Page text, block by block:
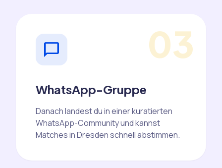
03
chat_bubble
WhatsApp-Gruppe
Danach landest du in einer kuratierten
WhatsApp-Community und kannst
Matches in Dresden schnell abstimmen.